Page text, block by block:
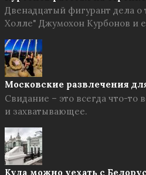
Двенадцатый фигурант дела о
Холле" Джумохон Курбонов и
Московские развлечения
Свидание – это всегда что-то
и захватывающее.
Куда можно уехать с